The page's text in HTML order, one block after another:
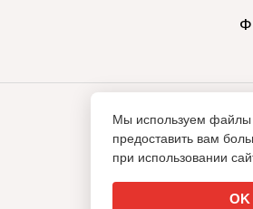
Мы используем файлы
предоставить вам
при использовании
OK